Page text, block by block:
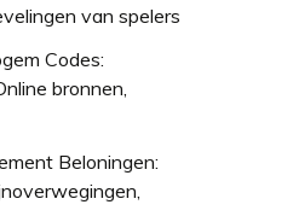
van spelers
Codes:
bronnen,
Beloningen: